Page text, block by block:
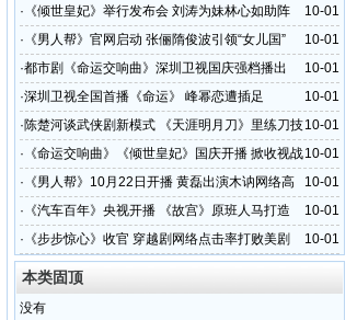
10-01
· 《倾世皇妃》举行发布会 刘涛为妹林心如助阵
10-01
· 《男人帮》官网启动 张俪隋俊波引领“女儿国”
10-01
·都市剧《命运交响曲》深圳卫视国庆强档播出
10-01
·深圳卫视全国首播《命运》 峰幂恋遭插足
10-01
·陈楚河谈武侠剧新模式 《天涯明月刀》里练刀技
10-01
· 《命运交响曲》《倾世皇妃》国庆开播 掀收视战
10-01
· 《男人帮》10月22日开播 黄磊出演木讷网络高
手
10-01
· 《汽车百年》央视开播 《故宫》原班人马打造
10-01
· 《步步惊心》收官 穿越剧网络点击率打败美剧
本类固顶
没有